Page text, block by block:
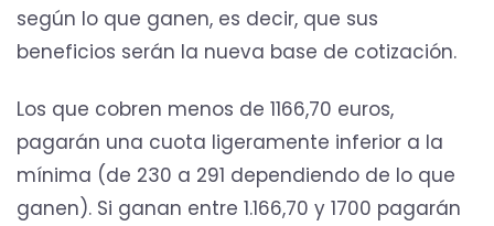
según lo que ganen, es decir, que sus
beneficios serán la nueva base de cotización.
Los que cobren menos de 1166,70 euros,
pagarán una cuota ligeramente inferior a la
mínima (de 230 a 291 dependiendo de lo que
ganen). Si ganan entre 1.166,70 y 1700 pagarán